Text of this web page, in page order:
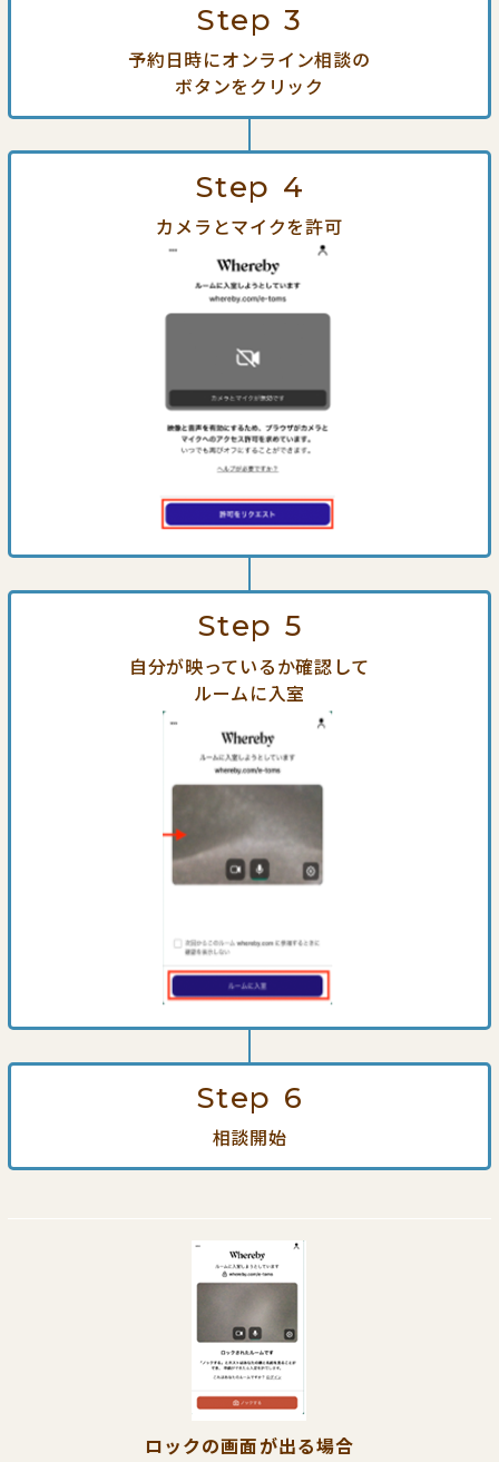
Step 3
予約日時にオンライン相談の
ボタンをクリック
Step 4
カメラとマイクを許可
Step 5
自分が映っているか確認して
ルームに入室
Step 6
相談開始
ロックの画面が出る場合